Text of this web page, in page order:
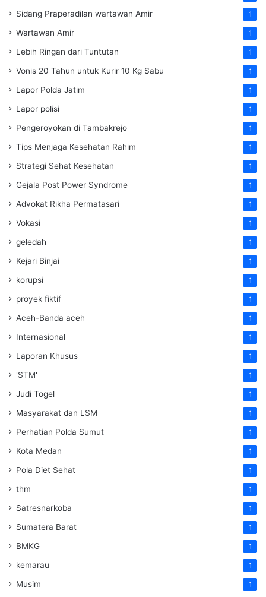
Sidang Praperadilan wartawan Amir 1
Wartawan Amir 1
Lebih Ringan dari Tuntutan 1
Vonis 20 Tahun untuk Kurir 10 Kg Sabu 1
Lapor Polda Jatim 1
Lapor polisi 1
Pengeroyokan di Tambakrejo 1
Tips Menjaga Kesehatan Rahim 1
Strategi Sehat Kesehatan 1
Gejala Post Power Syndrome 1
Advokat Rikha Permatasari 1
Vokasi 1
geledah 1
Kejari Binjai 1
korupsi 1
proyek fiktif 1
Aceh-Banda aceh 1
Internasional 1
Laporan Khusus 1
'STM' 1
Judi Togel 1
Masyarakat dan LSM 1
Perhatian Polda Sumut 1
Kota Medan 1
Pola Diet Sehat 1
thm 1
Satresnarkoba 1
Sumatera Barat 1
BMKG 1
kemarau 1
Musim 1